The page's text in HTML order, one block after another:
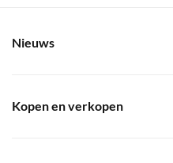
Nieuws
Kopen en verkopen